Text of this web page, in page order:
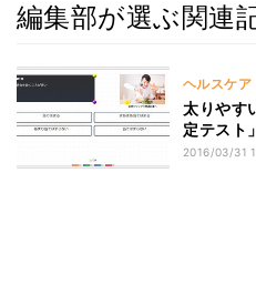
編集部が選ぶ関連
ヘルスケア
太りやす
定テスト
2016/03/31